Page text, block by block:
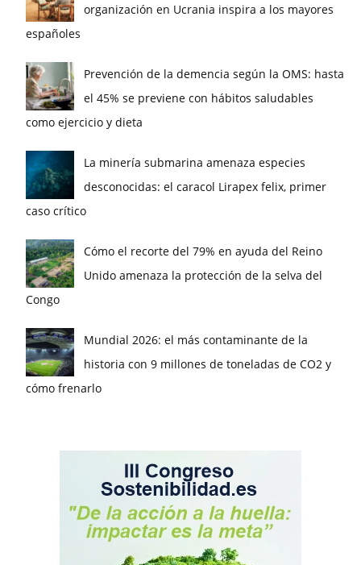
organización en Ucrania inspira a los mayores
españoles
Prevención de la demencia según la OMS: hasta
el 45% se previene con hábitos saludables
como ejercicio y dieta
La minería submarina amenaza especies
desconocidas: el caracol Lirapex felix, primer
caso crítico
Cómo el recorte del 79% en ayuda del Reino
Unido amenaza la protección de la selva del
Congo
Mundial 2026: el más contaminante de la
historia con 9 millones de toneladas de CO2 y
cómo frenarlo